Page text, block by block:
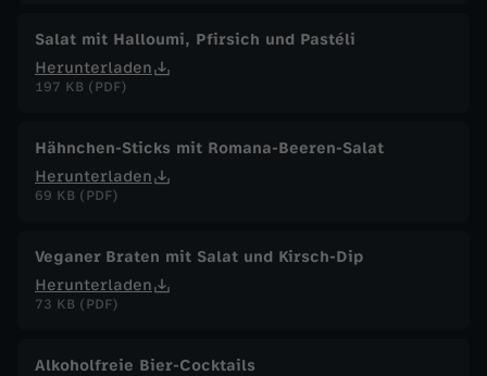
Salat mit Halloumi, Pfirsich und Pastéli
Herunterladen
197 KB (PDF)
Hähnchen-Sticks mit Romana-Beeren-Salat
Herunterladen
69 KB (PDF)
Veganer Braten mit Salat und Kirsch-Dip
Herunterladen
73 KB (PDF)
Alkoholfreie Bier-Cocktails